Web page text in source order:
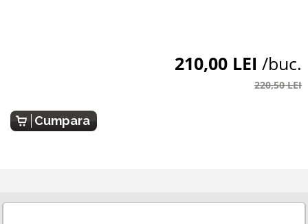
210,00 LEI /buc.
220,50 LEI
Cumpara